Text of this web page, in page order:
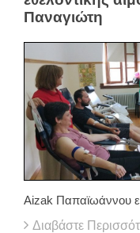
Παναγιώτη
Aizak Παπαϊωάννου
Διαβάστε